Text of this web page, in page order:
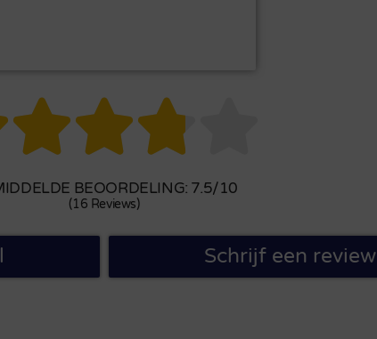

BEOORDELING: 7.5/10
(16 Reviews)
Schrijf een review